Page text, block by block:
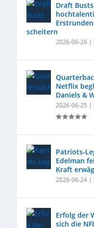
Draft
scheitern
2026-06-26 |
Netflix
Daniels &
2026-06-25 |
Edelman
Kraft
2026-06-24 |
Erfolg der
sich die